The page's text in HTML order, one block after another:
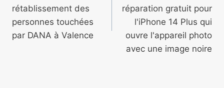
l’article
rétablissement des
personnes touchées
par DANA à Valence
réparation gratuit pour
l'iPhone 14 Plus qui
ouvre l'appareil photo
avec une image noire